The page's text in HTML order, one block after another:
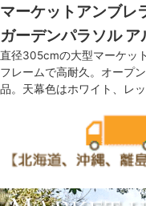
マーケットアンブ
ガーデンパラソル
直径305cmの大型マーケッ
フレームで高耐久。オープ
品。天幕色はホワイト、レ